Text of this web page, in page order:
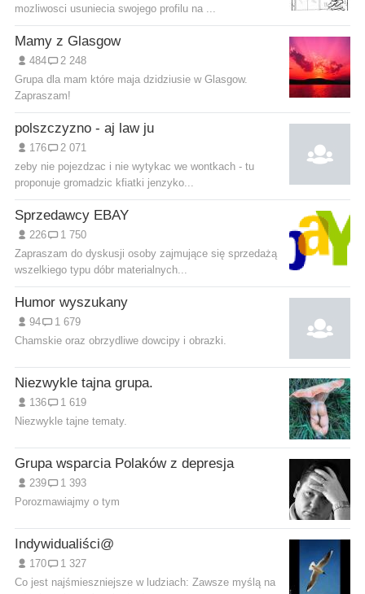
mozliwosci usuniecia swojego profilu na ...
Mamy z Glasgow
484
2 248
Grupa dla mam które maja dzidziusie w Glasgow.
Zapraszam!
polszczyzno - aj law ju
176
2 071
zeby nie pojezdzac i nie wytykac we wontkach - tu
proponuje gromadzic kfiatki jenzyko...
Sprzedawcy EBAY
226
1 750
Zapraszam do dyskusji osoby zajmujące się sprzedażą
wszelkiego typu dóbr materialnych...
Humor wyszukany
94
1 679
Chamskie oraz obrzydliwe dowcipy i obrazki.
Niezwykle tajna grupa.
136
1 619
Niezwykle tajne tematy.
Grupa wsparcia Polaków z depresja
239
1 393
Porozmawiajmy o tym
Indywidualiści@
170
1 327
Co jest najśmieszniejsze w ludziach: Zawsze myślą na